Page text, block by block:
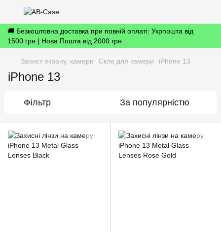
🚚 Безкоштовна доставка при повній оплаті: Укрпошта від
1500 грн | Нова Пошта від 2000 грн
Захист екрану, камери Скло для камери iPhone 13
iPhone 13
Фільтр За популярністю